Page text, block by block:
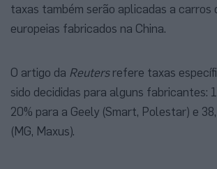
taxas também serão aplicadas a carros
europeias fabricados na China.
O artigo da Reutersrefere taxas
sido decididas para alguns fabricantes:
20% para a Geely (Smart, Polestar) e
(MG, Maxus).